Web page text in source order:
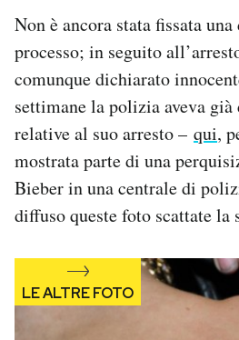
Non è ancora stata fissata
processo; in seguito
comunque dichiarato
settimane la polizia aveva
relative al suo arresto – qui,
mostrata parte di una
Bieber in una centrale di
diffuso queste foto scattate la